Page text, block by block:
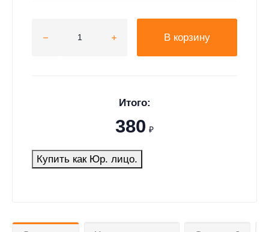
В корзину
Итого:
380 ₽
Купить как Юр. лицо.